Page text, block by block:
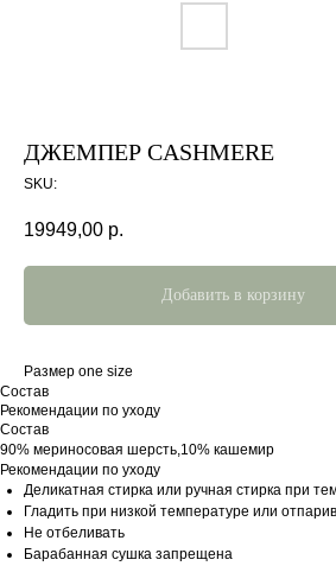
ДЖЕМПЕР CASHMERE
SKU:
19949,00 р.
Добавить в корзину
Размер one size
Состав
Рекомендации по уходу
Состав
90% мериносовая шерсть,10% кашемир
Рекомендации по уходу
Деликатная стирка или ручная стирка при
Гладить при низкой температуре или
Не отбеливать
Барабанная сушка запрещена